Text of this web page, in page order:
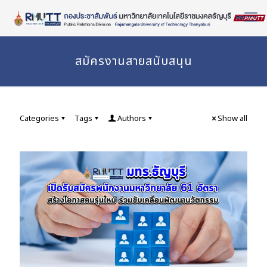
Content
สมัครงานสายสนับสนุน
Categories Tags Authors Show all